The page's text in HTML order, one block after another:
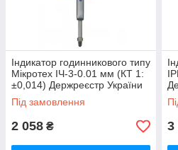
Індикатор годинникового типу
Мікротех ІЧ-3-0.01 мм (КТ 1:
±0,014) Держреєстр України
№У3071-10
Під замовлення
2 058 ₴
10
3